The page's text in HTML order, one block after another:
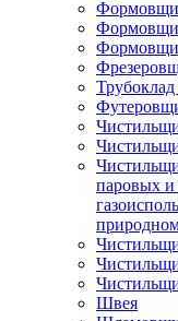
паровых и
Швея